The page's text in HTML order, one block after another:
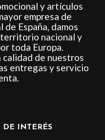
y artículos
empresa de
España, damos
nacional y
toda Europa.
calidad de nuestros
entregas y servicio
INTERÉS